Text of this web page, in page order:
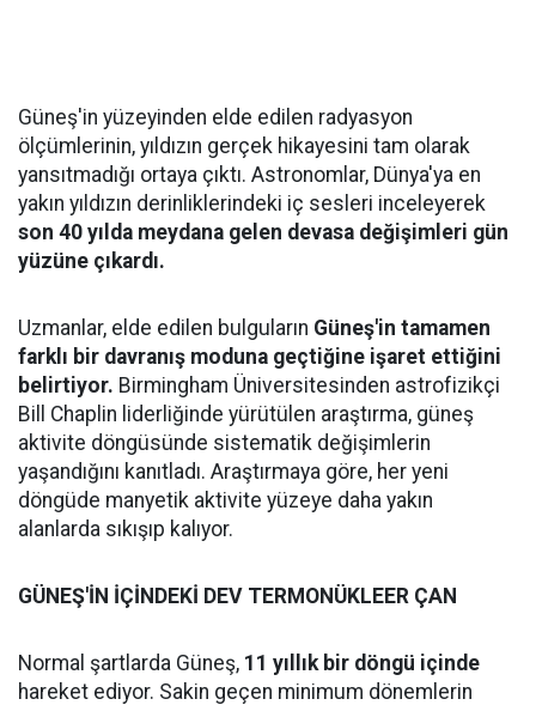
Güneş'in yüzeyinden elde edilen radyasyon
ölçümlerinin, yıldızın gerçek hikayesini tam olarak
yansıtmadığı ortaya çıktı. Astronomlar, Dünya'ya en
yakın yıldızın derinliklerindeki iç sesleri inceleyerek
son 40 yılda meydana gelen devasa değişimleri gün
yüzüne çıkardı.
Uzmanlar, elde edilen bulguların Güneş'in tamamen
farklı bir davranış moduna geçtiğine işaret ettiğini
belirtiyor. Birmingham Üniversitesinden astrofizikçi
Bill Chaplin liderliğinde yürütülen araştırma, güneş
aktivite döngüsünde sistematik değişimlerin
yaşandığını kanıtladı. Araştırmaya göre, her yeni
döngüde manyetik aktivite yüzeye daha yakın
alanlarda sıkışıp kalıyor.
GÜNEŞ'İN İÇİNDEKİ DEV TERMONÜKLEER ÇAN
Normal şartlarda Güneş, 11 yıllık bir döngü içinde
hareket ediyor. Sakin geçen minimum dönemlerin